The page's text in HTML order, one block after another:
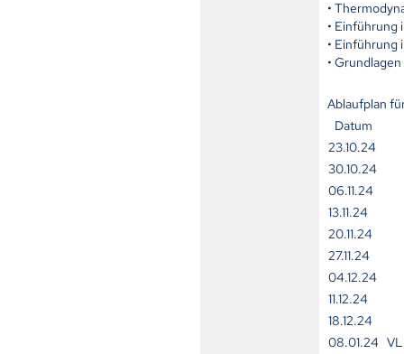
•
• Einführung
•
•
Ablaufplan
Datum
23.10.24
30.10.24
06.11.24
13.11.24
20.11.24
27.11.24
04.12.24
11.12.24
18.12.24
08.01.24